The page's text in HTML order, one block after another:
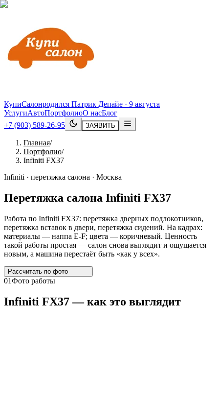
КупиСалонродился Патрик Депайе · 9 августа
УслугиАвтоПортфолиоО насБлог
+7 (903) 589-26-95
ЗАЯВИТЬ
Главная/
Портфолио/
Infiniti FX37
Infiniti · перетяжка салона · Москва
Перетяжка салона Infiniti FX37
Работа по Infiniti FX37: перетяжка дверных подлокотников,
перетяжка вставок в двери, перетяжка сидений. На кадрах:
материалы — наппа E-F; цвета — коричневый. Ценность
такой работы простая — салон снова выглядит и ощущается
новым, а машина перестаёт быть «как у всех».
Рассчитать по фото
01Фото работы
Infiniti FX37— как это выглядит